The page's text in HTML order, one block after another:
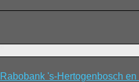
Rabobank 's-Hertogenbosch